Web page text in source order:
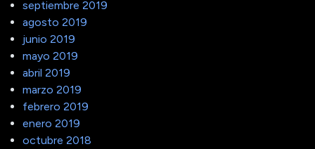
septiembre 2019
agosto 2019
junio 2019
mayo 2019
abril 2019
marzo 2019
febrero 2019
enero 2019
octubre 2018